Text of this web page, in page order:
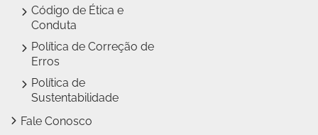
Código de Ética e
Conduta
Política de Correção de
Erros
Política de
Sustentabilidade
Fale Conosco